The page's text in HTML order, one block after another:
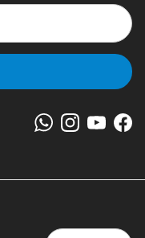
Facebook
YouTube
Instagram
WhatsApp
اللغة